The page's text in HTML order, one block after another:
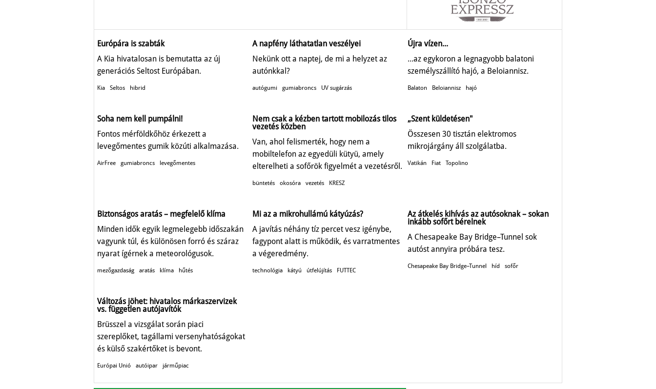
Európára is szabták
A Kia hivatalosan is bemutatta az új
generációs Seltost Európában.
Kia Seltos hibrid
A napfény láthatatlan veszélyei
Nekünk ott a naptej, de mi a helyzet az
autónkkal?
autógumi gumiabroncs UV sugárzás
Újra vízen...
...az egykoron a legnagyobb balatoni
személyszállító hajó, a Beloiannisz.
Balaton Beloiannisz hajó
Soha nem kell pumpálni!
Fontos mérföldkőhöz érkezett a
levegőmentes gumik közúti alkalmazása.
AirFree gumiabroncs levegőmentes
Nem csak a kézben tartott mobilozás tilos
vezetés közben
Van, ahol felismerték, hogy nem a
mobiltelefon az egyedüli kütyü, amely
elterelheti a sofőrök figyelmét a vezetésről.
büntetés okosóra vezetés KRESZ
„Szent küldetésen"
Összesen 30 tisztán elektromos
mikrojárgány áll szolgálatba.
Vatikán Fiat Topolino
Biztonságos aratás – megfelelő klíma
Minden idők egyik legmelegebb időszakán
vagyunk túl, és különösen forró és száraz
nyarat ígérnek a meteorológusok.
mezőgazdaság aratás klíma hűtés
Mi az a mikrohullámú kátyúzás?
A javítás néhány tíz percet vesz igénybe,
fagypont alatt is működik, és varratmentes
a végeredmény.
technológia kátyú útfelújítás FUTTEC
Az átkelés kihívás az autósoknak – sokan
inkább sofőrt bérelnek
A Chesapeake Bay Bridge–Tunnel sok
autóst annyira próbára tesz.
Chesapeake Bay Bridge–Tunnel híd sofőr
Változás jöhet: hivatalos márkaszervizek
vs. független autójavítók
Brüsszel a vizsgálat során piaci
szereplőket, tagállami versenyhatóságokat
és külső szakértőket is bevont.
Európai Unió autóipar járműpiac